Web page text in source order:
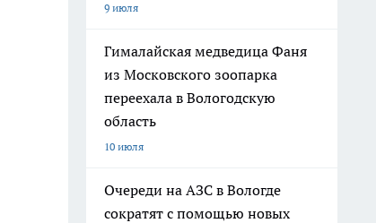
9 июля
Гималайская медведица Фаня
из Московского зоопарка
переехала в Вологодскую
область
10 июля
Очереди на АЗС в Вологде
сократят с помощью новых